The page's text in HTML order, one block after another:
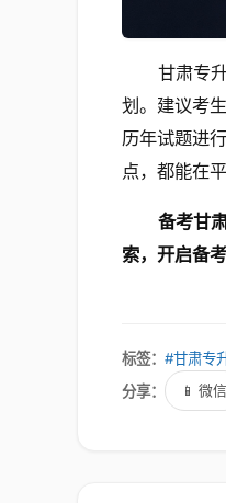
甘肃专
划。建议考
历年试题进
点，都能在
备考甘
索，开启备考
标签： #甘肃专
分享：
📱 微信